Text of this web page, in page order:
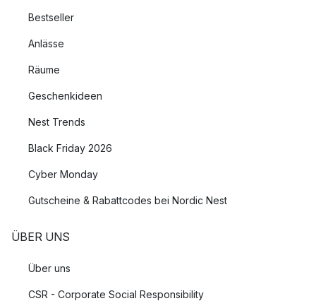
Bestseller
Anlässe
Räume
Geschenkideen
Nest Trends
Black Friday 2026
Cyber Monday
Gutscheine & Rabattcodes bei Nordic Nest
ÜBER UNS
Über uns
CSR - Corporate Social Responsibility